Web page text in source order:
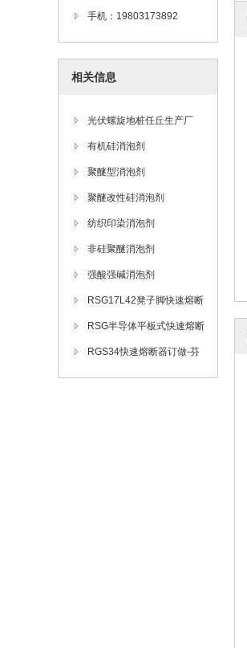
手机：19803173892
相关信息
光伏螺旋地桩任丘生产厂
家，灌注地桩河北生产厂家
有机硅消泡剂
聚醚型消泡剂
聚醚改性硅消泡剂
纺织印染消泡剂
非硅聚醚消泡剂
强酸强碱消泡剂
RSG17L42凳子脚快速熔断
器订做-芬隆fenlong品牌
RSG半导体平板式快速熔断
器订做-芬隆品牌
RGS34快速熔断器订做-芬
隆品牌